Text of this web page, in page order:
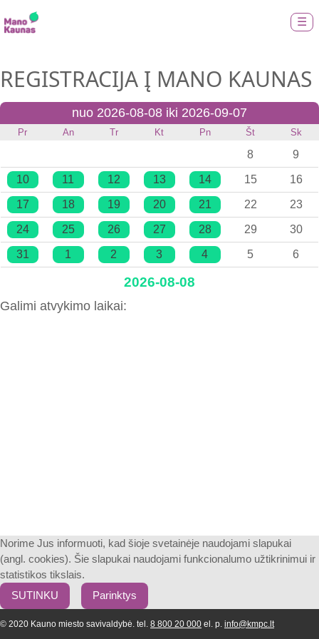
☰
REGISTRACIJA Į MANO KAUNAS
nuo 2026-08-08 iki 2026-09-07
Pr An Tr Kt Pn Št Sk
8 9
10 11 12 13 14 15 16
17 18 19 20 21 22 23
24 25 26 27 28 29 30
31 1 2 3 4 5 6
2026-08-08
Galimi atvykimo laikai:
Norime Jus informuoti, kad šioje svetainėje naudojami slapukai
(angl. cookies). Šie slapukai naudojami funkcionalumo užtikrinimui ir
statistikos tikslais.
SUTINKU
Parinktys
© 2020 Kauno miesto savivaldybė. tel. 8 800 20 000 el. p. info@kmpc.lt